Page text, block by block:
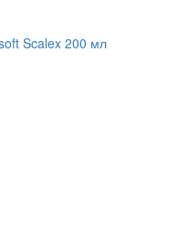
Scalex 200 мл